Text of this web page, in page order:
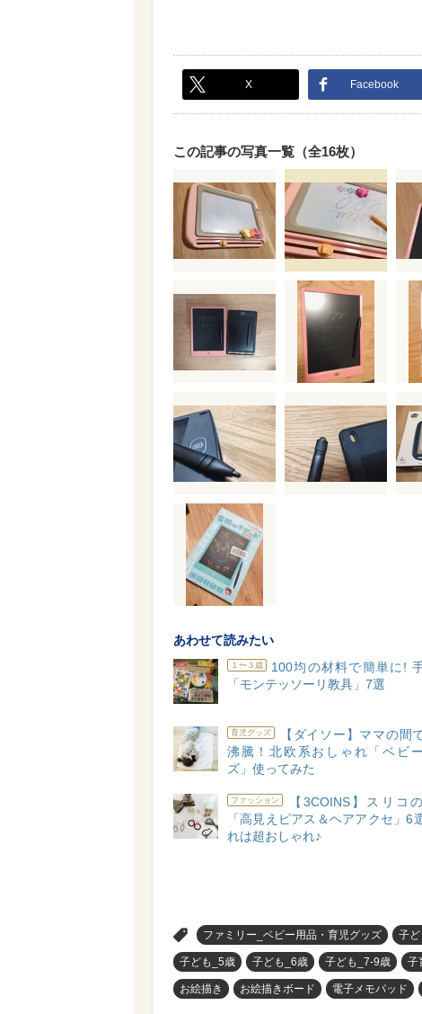
X Facebook
この記事の写真一覧（全16枚）
あわせて読みたい
１〜３歳
100均の材料で簡単に!
「モンテッソーリ教具」7選
育児グッズ
【ダイソー】ママの間
沸騰！北欧系おしゃれ「ベビ
ズ」使ってみた
ファッション
【3COINS】スリコ
「高見えピアス＆ヘアアクセ」6
れは超おしゃれ♪
ファミリー_ベビー用品・育児グッズ 子
子ども_5歳 子ども_6歳 子ども_7-9歳 子
お絵描き お絵描きボード 電子メモパッド